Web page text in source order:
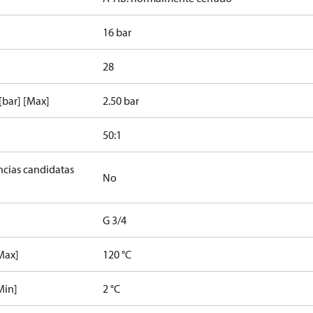
16 bar
28
[Max] 2.50 bar
50:1
candidatas
No
G 3/4
120 °C
2 °C